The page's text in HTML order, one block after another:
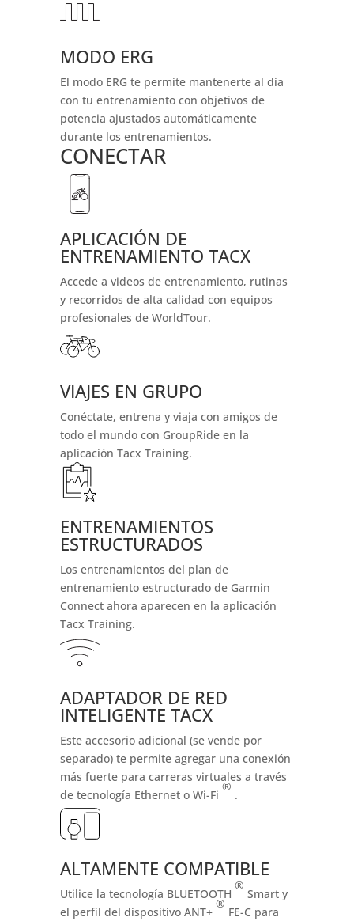
MODO ERG
El modo ERG te permite mantenerte al día
con tu entrenamiento con objetivos de
potencia ajustados automáticamente
durante los entrenamientos.
CONECTAR
APLICACIÓN DE
ENTRENAMIENTO TACX
Accede a videos de entrenamiento, rutinas
y recorridos de alta calidad con equipos
profesionales de WorldTour.
VIAJES EN GRUPO
Conéctate, entrena y viaja con amigos de
todo el mundo con GroupRide en la
aplicación Tacx Training.
ENTRENAMIENTOS
ESTRUCTURADOS
Los entrenamientos del plan de
entrenamiento estructurado de Garmin
Connect ahora aparecen en la aplicación
Tacx Training.
ADAPTADOR DE RED
INTELIGENTE TACX
Este accesorio adicional (se vende por
separado) te permite agregar una conexión
más fuerte para carreras virtuales a través
de tecnología Ethernet o Wi-Fi
®
.
ALTAMENTE COMPATIBLE
Utilice la tecnología BLUETOOTH
®
Smart y
el perfil del dispositivo ANT+
®
FE-C para